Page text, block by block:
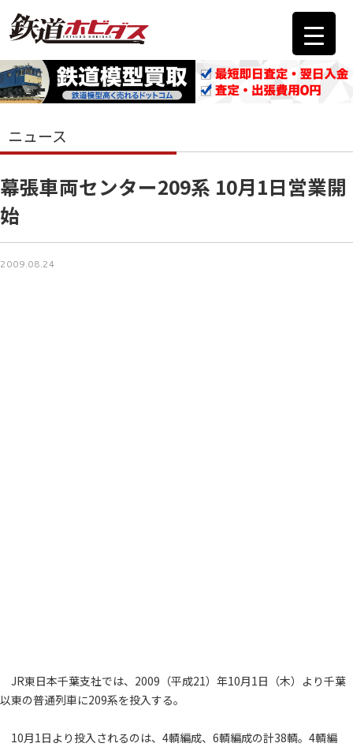
ニュース
幕張車両センター209系 10月1日営業開
始
2009.08.24
JR東日本千葉支社では、2009（平成21）年10月1日（木）より千葉
以東の普通列車に209系を投入する。
10月1日より投入されるのは、4輌編成、6輌編成の計38輌。4輌編